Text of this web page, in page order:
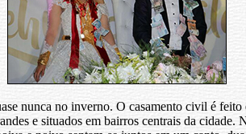
nunca no inverno. O casamento civil é
e situados em bairros centrais da cidade.